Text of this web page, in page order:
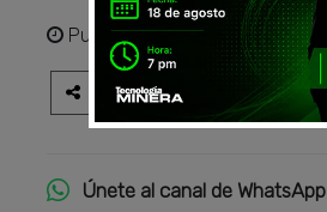
Publicadohace 2 meses
Únete al canal de WhatsApp